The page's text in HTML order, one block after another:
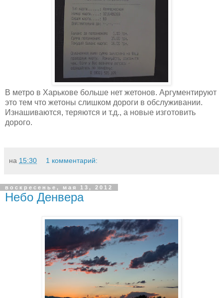
В метро в Харькове больше нет жетонов. Аргументируют
это тем что жетоны слишком дороги в обслуживании.
Изнашиваются, теряются и т.д., а новые изготовить
дорого.
на 15:30 1 комментарий:
воскресенье, мая 13, 2012
Небо Денвера